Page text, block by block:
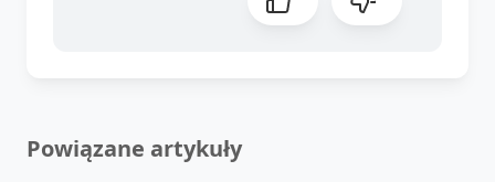
Powiązane artykuły